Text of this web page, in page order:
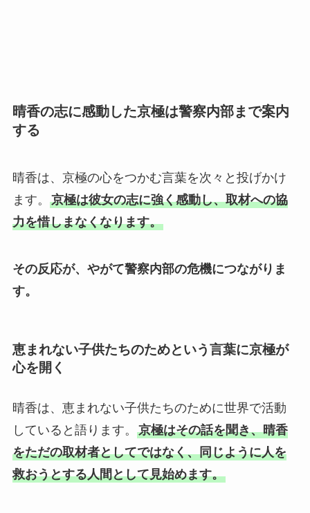
晴香の志に感動した京極は警察内部まで案内
する
晴香は、京極の心をつかむ言葉を次々と投げかけ
ます。 京極は彼女の志に強く感動し、取材への協
力を惜しまなくなります。
その反応が、やがて警察内部の危機につながりま
す。
恵まれない子供たちのためという言葉に京極が
心を開く
晴香は、恵まれない子供たちのために世界で活動
していると語ります。 京極はその話を聞き、晴香
をただの取材者としてではなく、同じように人を
救おうとする人間として見始めます。